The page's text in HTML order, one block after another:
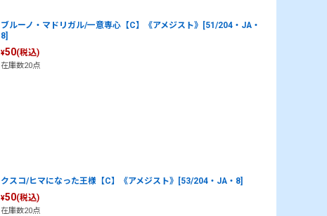
ブルーノ・マドリガル/一意専心【C】《アメジスト》[51/204・JA・
8]
¥50(税込)
在庫数20点
クスコ/ヒマになった王様【C】《アメジスト》[53/204・JA・8]
¥50(税込)
在庫数20点